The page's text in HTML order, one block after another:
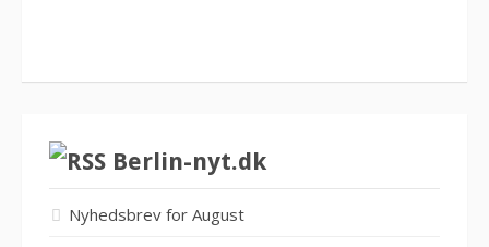
Berlin-nyt.dk
Nyhedsbrev for August